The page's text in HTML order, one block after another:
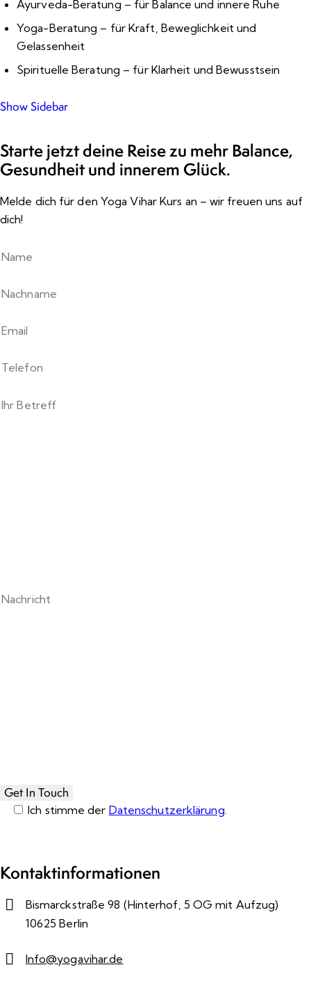
Ayurveda-Beratung – für Balance und innere Ruhe
Yoga-Beratung – für Kraft, Beweglichkeit und
Gelassenheit
Spirituelle Beratung – für Klarheit und Bewusstsein
Show Sidebar
Starte jetzt deine Reise zu mehr Balance,
Gesundheit und innerem Glück.
Melde dich für den Yoga Vihar Kurs an – wir freuen uns auf
dich!
Ich stimme der Datenschutzerklärung.
Kontaktinformationen
Bismarckstraße 98 (Hinterhof, 5 OG mit Aufzug)
10625 Berlin
Info@yogavihar.de